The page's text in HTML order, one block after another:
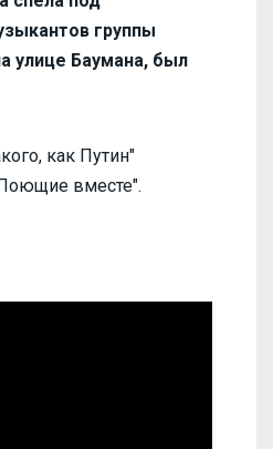
группы
улице Баумана, был
как Путин"
вместе".